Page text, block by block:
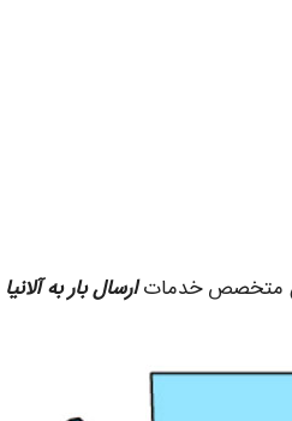
متخصص خدماتارسال بار به آلانیا